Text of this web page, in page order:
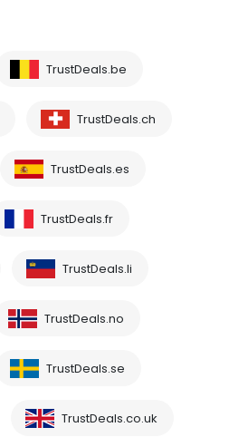
TrustDeals.be
TrustDeals.ch
TrustDeals.es
TrustDeals.fr
TrustDeals.li
TrustDeals.no
TrustDeals.se
TrustDeals.co.uk